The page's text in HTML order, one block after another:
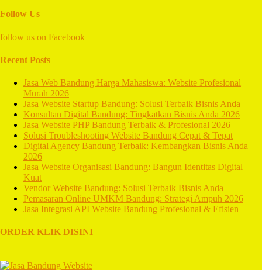
Follow Us
follow us on Facebook
Recent Posts
Jasa Web Bandung Harga Mahasiswa: Website Profesional
Murah 2026
Jasa Website Startup Bandung: Solusi Terbaik Bisnis Anda
Konsultan Digital Bandung: Tingkatkan Bisnis Anda 2026
Jasa Website PHP Bandung Terbaik & Profesional 2026
Solusi Troubleshooting Website Bandung Cepat & Tepat
Digital Agency Bandung Terbaik: Kembangkan Bisnis Anda
2026
Jasa Website Organisasi Bandung: Bangun Identitas Digital
Kuat
Vendor Website Bandung: Solusi Terbaik Bisnis Anda
Pemasaran Online UMKM Bandung: Strategi Ampuh 2026
Jasa Integrasi API Website Bandung Profesional & Efisien
ORDER KLIK DISINI